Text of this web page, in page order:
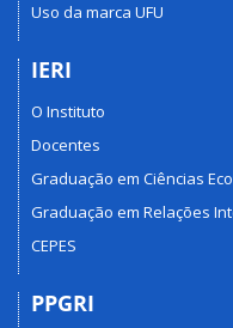
Uso da marca UFU
IERI
O Instituto
Docentes
Graduação em Ciências
Graduação em Relações
CEPES
PPGRI